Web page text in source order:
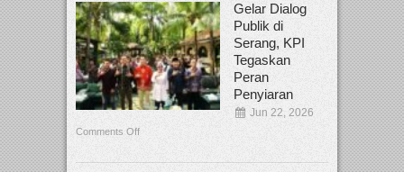
Gelar Dialog
Publik di
Serang, KPI
Tegaskan
Peran
Penyiaran
Jun 22, 2026
Comments Off